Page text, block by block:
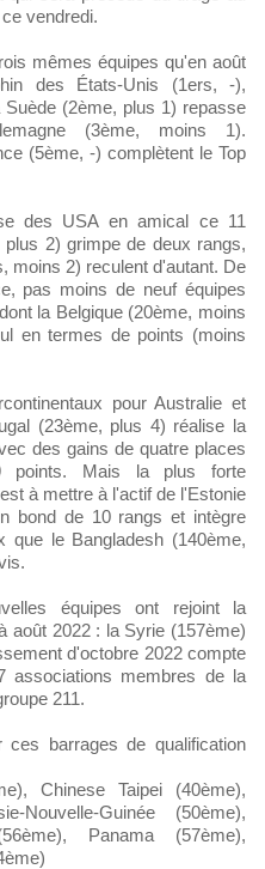
vendredi.
mêmes équipes qu'en août
des États-Unis (1ers, -),
(2ème, plus 1) repasse
(3ème, moins 1).
(5ème, -) complètent le Top
des USA en amical ce 11
2) grimpe de deux rangs,
moins 2) reculent d'autant. De
pas moins de neuf équipes
la Belgique (20ème, moins
en termes de points (moins
pour Australie et
(23ème, plus 4) réalise la
des gains de quatre places
points. Mais la plus forte
à mettre à l'actif de l'Estonie
bond de 10 rangs et intègre
que le Bangladesh (140ème,
équipes ont rejoint la
août 2022 : la Syrie (157ème)
d'octobre 2022 compte
associations membres de la
211.
barrages de qualification
Chinese Taipei (40ème),
Nouvelle-Guinée (50ème),
Panama (57ème),